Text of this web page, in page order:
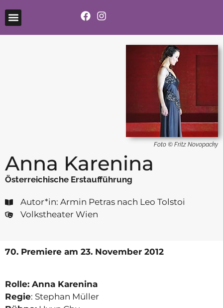
Foto © Fritz Novopacky
Anna Karenina
Österreichische Erstaufführung
Autor*in: Armin Petras nach Leo Tolstoi
Volkstheater Wien
70. Premiere am 23. November 2012
Rolle: Anna Karenina
Regie: Stephan Müller